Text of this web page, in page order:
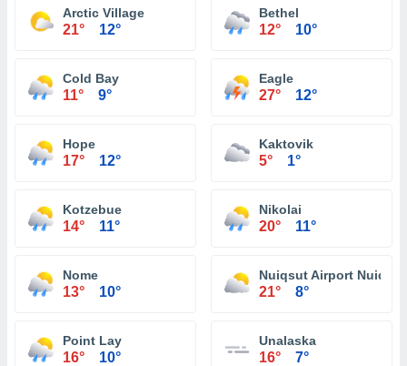
Arctic Village
21° 12°
Bethel
12° 10°
Cold Bay
11° 9°
Eagle
27° 12°
Hope
17° 12°
Kaktovik
5° 1°
Kotzebue
14° 11°
Nikolai
20° 11°
Nome
13° 10°
Nuiqsut Airport Nuiqsut
21° 8°
Point Lay
16° 10°
Unalaska
16° 7°